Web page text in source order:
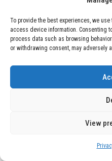
To provide the best experiences, we
access device information. Consenting
process data such as browsing
or withdrawing consent, may adversely
View
GAME se Une a
2026
December
Devastadora
de Ancianos
Menos Dos